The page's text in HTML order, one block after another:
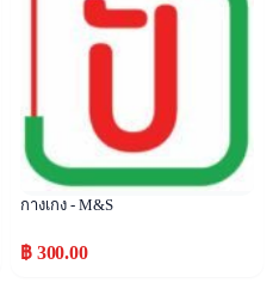
กางเกง - M&S
฿ 300.00